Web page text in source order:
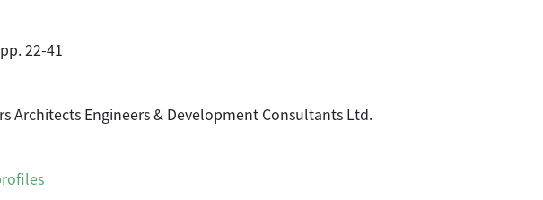
22-41
Architects Engineers & Development Consultants Ltd.